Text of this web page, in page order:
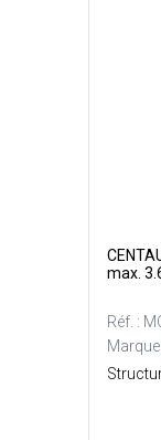
max.
Réf. :
Marque